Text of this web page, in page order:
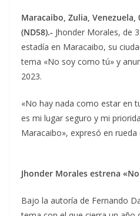
Maracaibo, Zulia,
(ND58).- Jhonder Morales, de
estadía en Maracaibo, su
tema «No soy como tú» y
2023.
«No hay nada como estar en
es mi lugar seguro y mi
Maracaibo», expresó en rueda
Jhonder Morales estrena
Bajo la autoría de Fernando